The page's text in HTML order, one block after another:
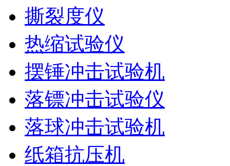
撕裂度仪
热缩试验仪
摆锤冲击试验机
落镖冲击试验仪
落球冲击试验机
纸箱抗压机